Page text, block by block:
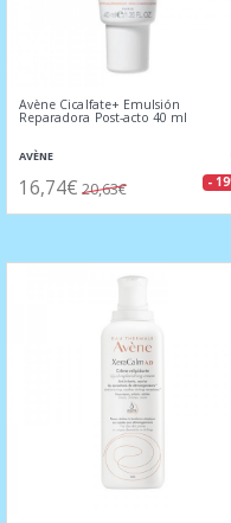
Avène Cicalfate+ Emulsión
Reparadora Post-acto 40 ml
AVÈNE
16,74€ 20,63€ -